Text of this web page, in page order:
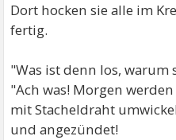
Dort hocken sie alle im
fertig.
"Was ist denn los, warum
"Ach was! Morgen
mit Stacheldraht
und angezündet!